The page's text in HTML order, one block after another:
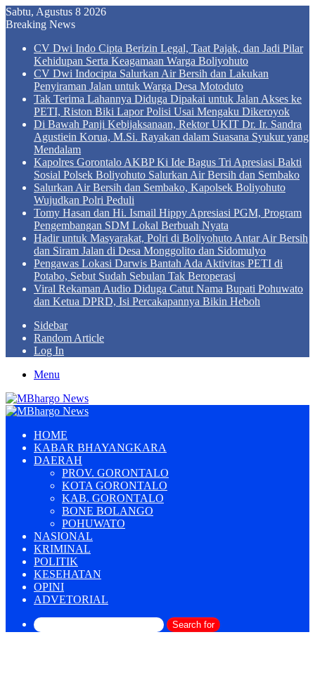
Sabtu, Agustus 8 2026
Breaking News
CV Dwi Indo Cipta Berizin Legal, Taat Pajak, dan Jadi Pilar
Kehidupan Serta Keagamaan Warga Boliyohuto
CV Dwi Indocipta Salurkan Air Bersih dan Lakukan
Penyiraman Jalan untuk Warga Desa Motoduto
Tak Terima Lahannya Diduga Dipakai untuk Jalan Akses ke
PETI, Riston Biki Lapor Polisi Usai Mengaku Dikeroyok
Di Bawah Panji Kebijaksanaan, Rektor UKIT Dr. Ir. Sandra
Agustiein Korua, M.Si. Rayakan dalam Suasana Syukur yang
Mendalam
Kapolres Gorontalo AKBP Ki Ide Bagus Tri Apresiasi Bakti
Sosial Polsek Boliyohuto Salurkan Air Bersih dan Sembako
Salurkan Air Bersih dan Sembako, Kapolsek Boliyohuto
Wujudkan Polri Peduli
Tomy Hasan dan Hi. Ismail Hippy Apresiasi PGM, Program
Pengembangan SDM Lokal Berbuah Nyata
Hadir untuk Masyarakat, Polri di Boliyohuto Antar Air Bersih
dan Siram Jalan di Desa Monggolito dan Sidomulyo
Pengawas Lokasi Darwis Bantah Ada Aktivitas PETI di
Potabo, Sebut Sudah Sebulan Tak Beroperasi
Viral Rekaman Audio Diduga Catut Nama Bupati Pohuwato
dan Ketua DPRD, Isi Percakapannya Bikin Heboh
Sidebar
Random Article
Log In
Menu
HOME
KABAR BHAYANGKARA
DAERAH
PROV. GORONTALO
KOTA GORONTALO
KAB. GORONTALO
BONE BOLANGO
POHUWATO
NASIONAL
KRIMINAL
POLITIK
KESEHATAN
OPINI
ADVETORIAL
Search for